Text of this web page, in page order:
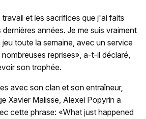
et les sacrifices que j'ai faits
années. Je me suis vraiment
toute la semaine, avec un service
reprises», a-t-il déclaré,
son trophée.
avec son clan et son entraîneur,
Xavier Malisse, Alexei Popyrin a
cette phrase: «What just happened